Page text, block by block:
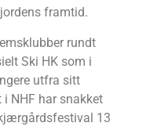
framtid.
rundt
Ski HK som i
utfra sitt
NHF har snakket
13